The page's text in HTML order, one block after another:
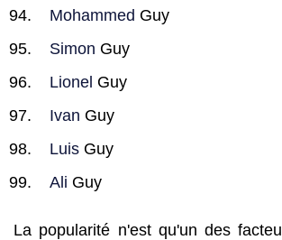
Mohammed Guy
Simon Guy
Lionel Guy
Ivan Guy
Luis Guy
Ali Guy
La popularité n'est qu'un des